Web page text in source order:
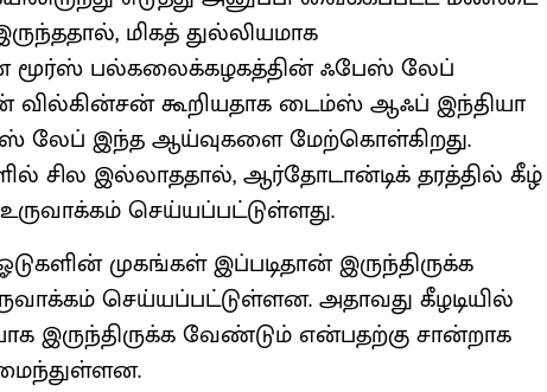
மிகத் துல்லியமாக
மூர்ஸ் பல்கலைக்கழகத்தின் ஃபேஸ் லேப்
வில்கின்சன் கூறியதாக டைம்ஸ் ஆஃப் இந்தியா
லேப் இந்த ஆய்வுகளை மேற்கொள்கிறது.
சில இல்லாததால், ஆர்தோடான்டிக் தரத்தில் கீழ்
செய்யப்பட்டுள்ளது.
முகங்கள் இப்படிதான் இருந்திருக்க
செய்யப்பட்டுள்ளன. அதாவது கீழடியில்
இருந்திருக்க வேண்டும் என்பதற்கு சான்றாக